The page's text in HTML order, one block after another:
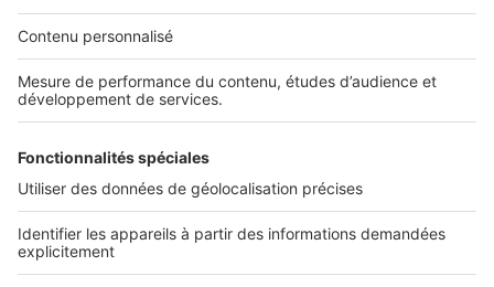
Infos pratiques
Politique Générale de Protection des Données
Conditions Générales d'Utilisation
Diffusez vos annonces
Sites du groupe SeLoger
SeLoger.com- Petites annonces immobilières
SeLogerNeuf.com